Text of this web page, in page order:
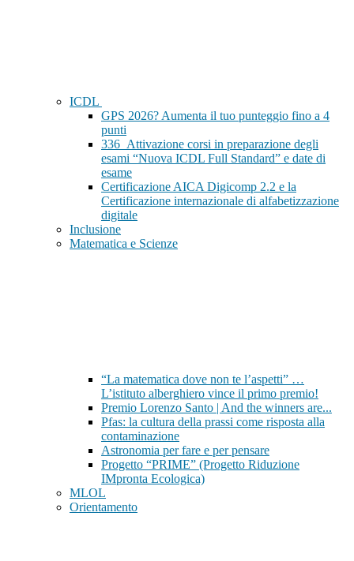
ICDL
GPS 2026? Aumenta il tuo punteggio fino a 4
punti
336_Attivazione corsi in preparazione degli
esami “Nuova ICDL Full Standard” e date di
esame
Certificazione AICA Digicomp 2.2 e la
Certificazione internazionale di alfabetizzazione
digitale
Inclusione
Matematica e Scienze
“La matematica dove non te l’aspetti” …
L’istituto alberghiero vince il primo premio!
Premio Lorenzo Santo | And the winners are...
Pfas: la cultura della prassi come risposta alla
contaminazione
Astronomia per fare e per pensare
Progetto “PRIME” (Progetto Riduzione
IMpronta Ecologica)
MLOL
Orientamento